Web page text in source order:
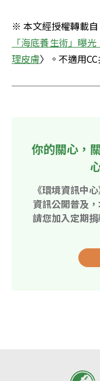
※ 本文經授權轉載
「海底養生術」曝
理皮膚〉。不適用
你的關心，
《環境資訊中
資訊公開普及
請您加入定期